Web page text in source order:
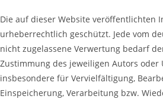
Die auf dieser Website veröffentlichten
urheberrechtlich geschützt. Jede vom
nicht zugelassene Verwertung bedarf
Zustimmung des jeweiligen Autors oder
insbesondere für Vervielfältigung,
Einspeicherung, Verarbeitung bzw.